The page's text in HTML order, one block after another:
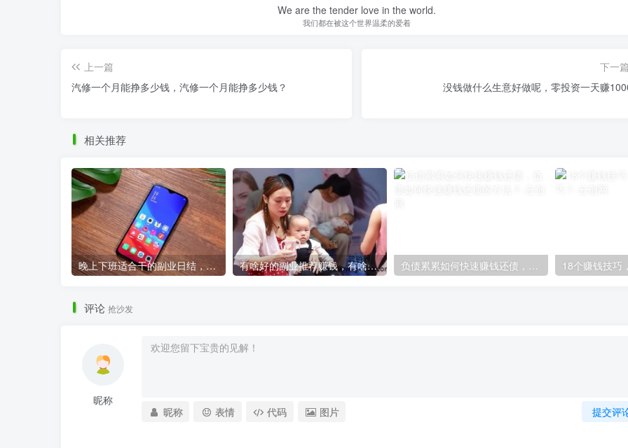
We are the tender love in the world.
我们都在被这个世界温柔的爱着
上一篇
汽修一个月能挣多少钱，汽修一个月能挣多少钱？
下一
没钱做什么生意好做呢，零投资一天赚
相关推荐
晚上下班适合干的副业日结，适合晚上做的25个副业？ 有啥好的副业推荐赚钱，有啥好的副业推荐赚钱的工作？
评论 抢沙发
昵称
提交评
昵称 表情 代码 图片